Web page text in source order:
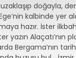
doğayla,
kalbinde yer
hazır. İster
yazın Alaçatı’nın
Bergama’nın